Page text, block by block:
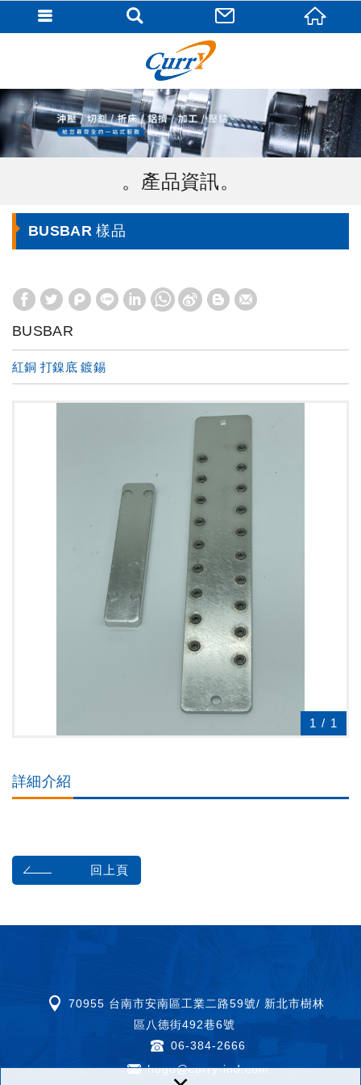
產品資訊
BUSBAR 樣品
BUSBAR
紅銅 打鎳底 鍍錫
1 / 1
詳細介紹
回上頁
70955 台南市安南區工業二路59號/ 新北市樹林
區八德街492巷6號
06-384-2666
hugo@curry-ind.com